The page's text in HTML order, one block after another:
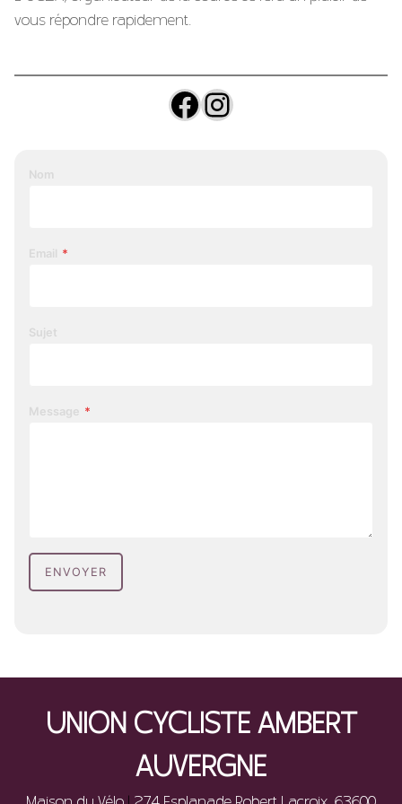
vous répondre rapidement.
Facebook Instagram
Nom
Email *
Sujet
Message *
ENVOYER
UNION CYCLISTE AMBERT
AUVERGNE